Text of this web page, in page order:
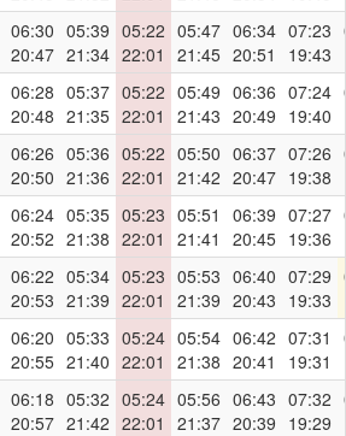
06:30
20:47
05:39
21:34
05:22
22:01
05:47
21:45
06:34
20:51
07:23
19:43
06:28
20:48
05:37
21:35
05:22
22:01
05:49
21:43
06:36
20:49
07:24
19:40
06:26
20:50
05:36
21:36
05:22
22:01
05:50
21:42
06:37
20:47
07:26
19:38
06:24
20:52
05:35
21:38
05:23
22:01
05:51
21:41
06:39
20:45
07:27
19:36
06:22
20:53
05:34
21:39
05:23
22:01
05:53
21:39
06:40
20:43
07:29
19:33
06:20
20:55
05:33
21:40
05:24
22:01
05:54
21:38
06:42
20:41
07:31
19:31
06:18
20:57
05:32
21:42
05:24
22:01
05:56
21:37
06:43
20:39
07:32
19:29